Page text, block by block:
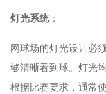
灯光系统：
网球场的灯光设计必
够清晰看到球。灯光
根据比赛要求，通常